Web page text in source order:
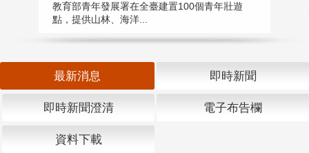
教育部青年發展署在全臺建置100個青年壯遊
點，提供山林、海洋...
最新消息 即時新聞
即時新聞澄清 電子布告欄
資料下載